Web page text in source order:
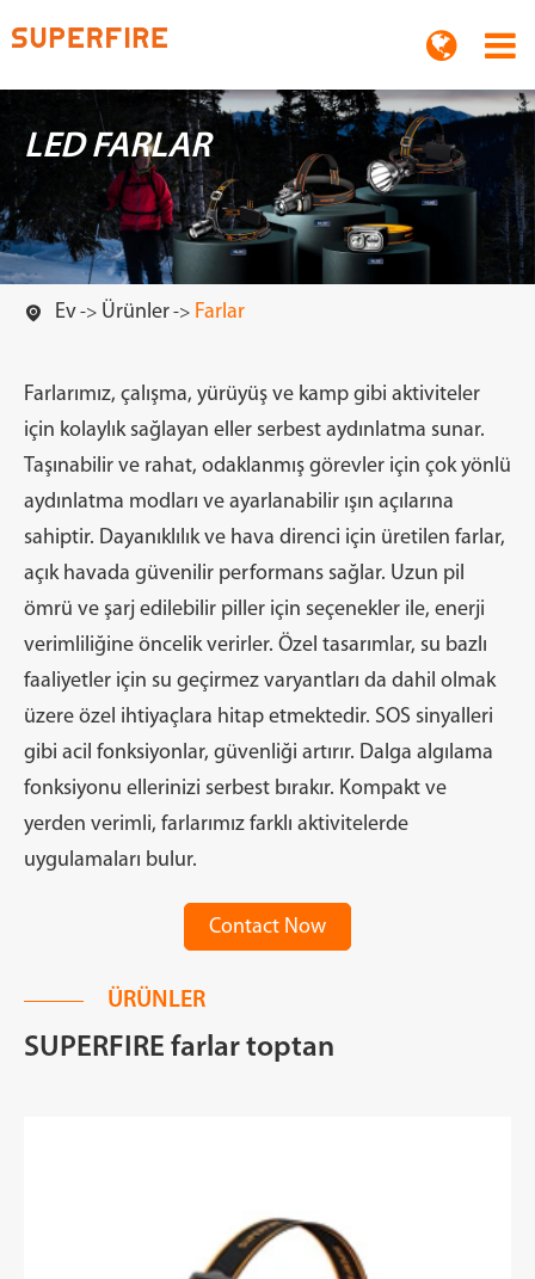
LED FARLAR
 Ev Ürünler Farlar
Farlarımız, çalışma, yürüyüş ve kamp gibi aktiviteler
için kolaylık sağlayan eller serbest aydınlatma sunar.
Taşınabilir ve rahat, odaklanmış görevler için çok yönlü
aydınlatma modları ve ayarlanabilir ışın açılarına
sahiptir. Dayanıklılık ve hava direnci için üretilen farlar,
açık havada güvenilir performans sağlar. Uzun pil
ömrü ve şarj edilebilir piller için seçenekler ile, enerji
verimliliğine öncelik verirler. Özel tasarımlar, su bazlı
faaliyetler için su geçirmez varyantları da dahil olmak
üzere özel ihtiyaçlara hitap etmektedir. SOS sinyalleri
gibi acil fonksiyonlar, güvenliği artırır. Dalga algılama
fonksiyonu ellerinizi serbest bırakır. Kompakt ve
yerden verimli, farlarımız farklı aktivitelerde
uygulamaları bulur.
Contact Now
ÜRÜNLER
SUPERFIRE farlar toptan